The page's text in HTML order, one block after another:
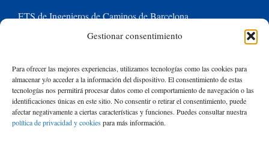
Gestionar consentimiento
Para ofrecer las mejores experiencias, utilizamos tecnologías como las cookies para
almacenar y/o acceder a la información del dispositivo. El consentimiento de estas
tecnologías nos permitirá procesar datos como el comportamiento de navegación o las
identificaciones únicas en este sitio. No consentir o retirar el consentimiento, puede
afectar negativamente a ciertas características y funciones. Puedes consultar nuestra
política de privacidad y cookiespara más información.
ETS de Ingenieros de Caminos de Barcelona
Universitat Politècnica de Catalunya BarcelonaTech
Contacte con nosotros
Buscar: